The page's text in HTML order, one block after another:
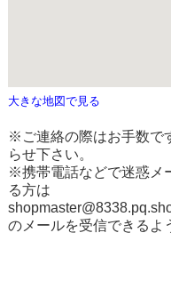
大きな地図で見る
※ご連絡の際はお手数で
らせ下さい。
※携帯電話などで迷惑メ
る方は
のメールを受信できるよ